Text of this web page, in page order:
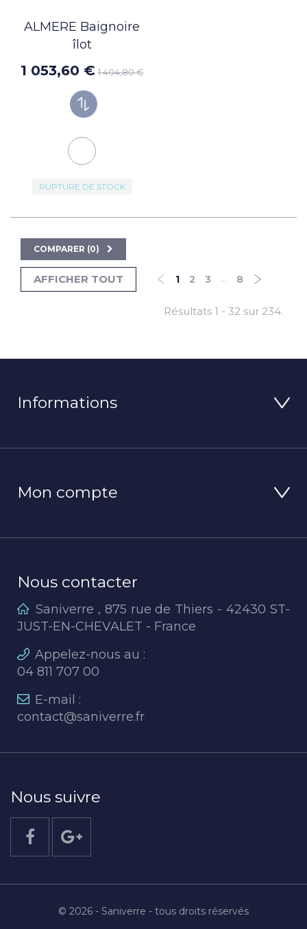
ALMERE Baignoire
îlot
1 053,60 € 1 404,80 €
RUPTURE DE STOCK
COMPARER (0)
AFFICHER TOUT 1 2 3 ... 8
Résultats 1 - 32 sur 234.
Informations
Mon compte
Nous contacter
Saniverre , 875 rue de Thiers - 42430 ST-
JUST-EN-CHEVALET - France
Appelez-nous au :
04 811 707 00
E-mail :
contact@saniverre.fr
Nous suivre
© 2026 - Saniverre - tous droits réservés